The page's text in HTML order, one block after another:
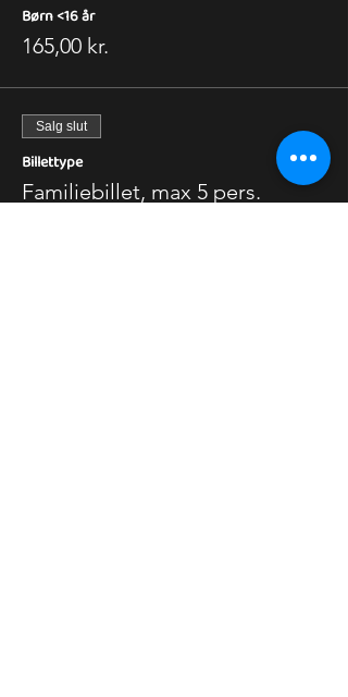
Børn <16 år
165,00 kr.
Salg slut
Billettype
Familiebillet, max 5 pers.